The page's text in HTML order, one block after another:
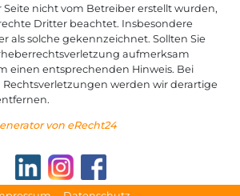
Seite nicht vom Betreiber erstellt wurden,
Dritter beachtet. Insbesondere
als solche gekennzeichnet. Sollten Sie
aufmerksam
einen entsprechenden Hinweis. Bei
werden wir derartige
von eRecht24